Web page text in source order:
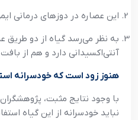
این عصاره در دوزهای درمانی
به نظر می‌رسد گیاه از دو
آنتی‌اکسیدانی دارد و هم از
هنوز زود است که خودسرانه
با وجود نتایج مثبت،
نباید خودسرانه از این گیاه